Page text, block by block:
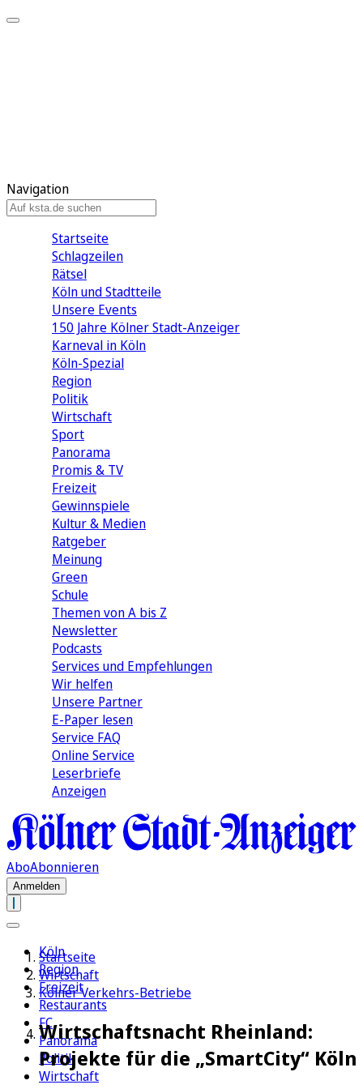
Navigation
Startseite
Schlagzeilen
Rätsel
Köln und Stadtteile
Unsere Events
150 Jahre Kölner Stadt-Anzeiger
Karneval in Köln
Köln-Spezial
Region
Politik
Wirtschaft
Sport
Panorama
Promis & TV
Freizeit
Gewinnspiele
Kultur & Medien
Ratgeber
Meinung
Green
Schule
Themen von A bis Z
Newsletter
Podcasts
Services und Empfehlungen
Wir helfen
Unsere Partner
E-Paper lesen
Service FAQ
Online Service
Leserbriefe
Anzeigen
AboAbonnieren
Anmelden
Köln
Region
Freizeit
Restaurants
FC
Panorama
Politik
Wirtschaft
Startseite
Wirtschaft
Kölner Verkehrs-Betriebe
Wirtschaftsnacht Rheinland:
Projekte für die „SmartCity“ Köln